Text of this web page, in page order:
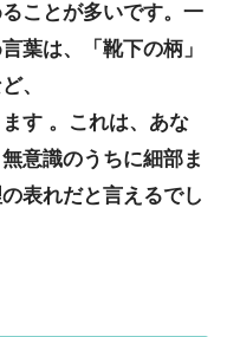
ことが多いです。一
葉は、「靴下の柄」
、
す 。これは、あな
意識のうちに細部ま
表れだと言えるでし